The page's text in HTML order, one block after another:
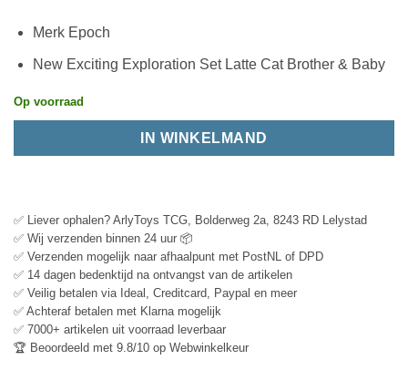
Merk Epoch
New Exciting Exploration Set Latte Cat Brother & Baby
Op voorraad
IN WINKELMAND
✅ Liever ophalen? ArlyToys TCG, Bolderweg 2a, 8243 RD Lelystad
✅ Wij verzenden binnen 24 uur 📦
✅ Verzenden mogelijk naar afhaalpunt met PostNL of DPD
✅ 14 dagen bedenktijd na ontvangst van de artikelen
✅ Veilig betalen via Ideal, Creditcard, Paypal en meer
✅ Achteraf betalen met Klarna mogelijk
✅ 7000+ artikelen uit voorraad leverbaar
🏆 Beoordeeld met 9.8/10 op Webwinkelkeur